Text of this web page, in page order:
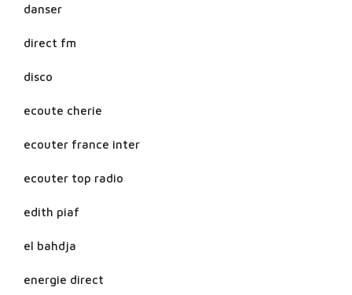
danser
direct fm
disco
ecoute cherie
ecouter france inter
ecouter top radio
edith piaf
el bahdja
energie direct